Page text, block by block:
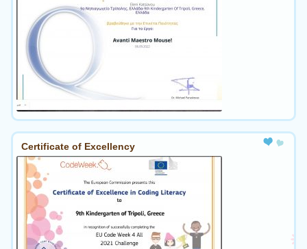
Certificate of Excellency